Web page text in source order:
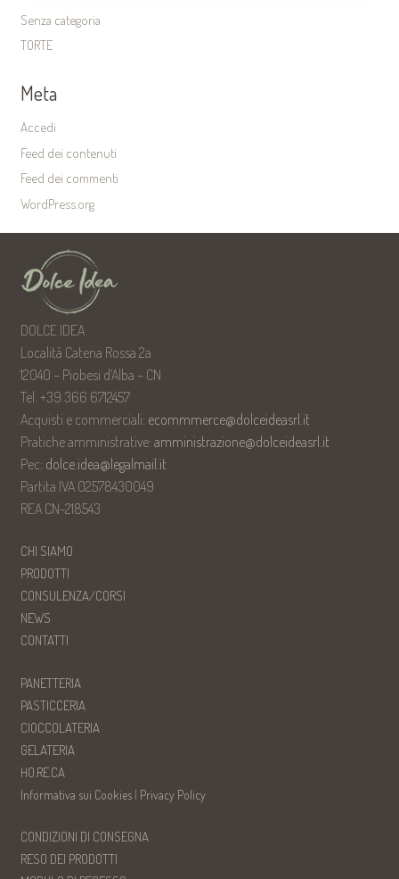
Senza categoria
TORTE
Meta
Accedi
Feed dei contenuti
Feed dei commenti
WordPress.org
DOLCE IDEA
Località Catena Rossa 2a
12040 – Piobesi d’Alba – CN
Tel. +39 366 6712457
Acquisti e commerciali: ecommmerce@dolceideasrl.it
Pratiche amministrative: amministrazione@dolceideasrl.it
Pec: dolce.idea@legalmail.it
Partita IVA 02578430049
REA CN-218543
CHI SIAMO
PRODOTTI
CONSULENZA/CORSI
NEWS
CONTATTI
PANETTERIA
PASTICCERIA
CIOCCOLATERIA
GELATERIA
HO.RE.CA
Informativa sui Cookies| Privacy Policy
CONDIZIONI DI CONSEGNA
RESO DEI PRODOTTI